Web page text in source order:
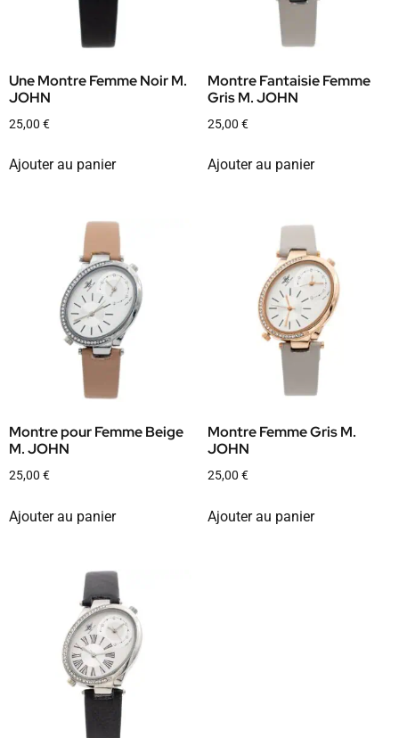
Une Montre Femme Noir M.
JOHN
25,00 €
Ajouter au panier
Montre Fantaisie Femme
Gris M. JOHN
25,00 €
Ajouter au panier
Montre pour Femme Beige
M. JOHN
25,00 €
Ajouter au panier
Montre Femme Gris M.
JOHN
25,00 €
Ajouter au panier